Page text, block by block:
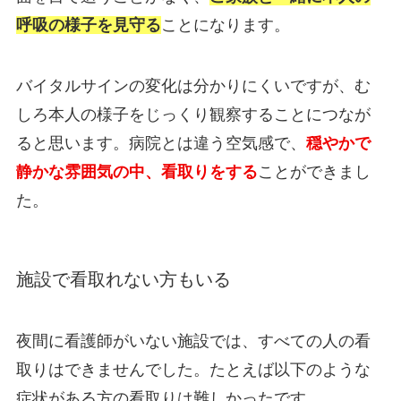
呼吸の様子を見守ることになります。
バイタルサインの変化は分かりにくいですが、む
しろ本人の様子をじっくり観察することにつなが
ると思います。病院とは違う空気感で、 穏やかで
静かな雰囲気の中、看取りをすることができまし
た。
施設で看取れない方もいる
夜間に看護師がいない施設では、すべての人の看
取りはできませんでした。たとえば以下のような